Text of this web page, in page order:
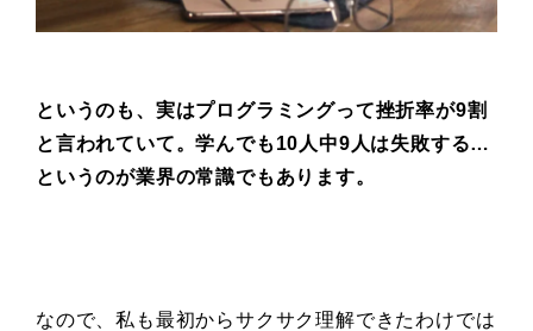
というのも、実はプログラミングって挫折率が9割
と言われていて。学んでも10人中9人は失敗する…
というのが業界の常識でもあります。
なので、私も最初からサクサク理解できたわけでは